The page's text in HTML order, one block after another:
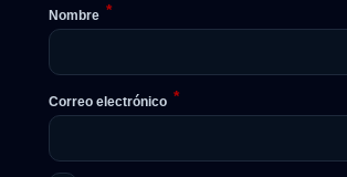
Nombre *
Correo electrónico *